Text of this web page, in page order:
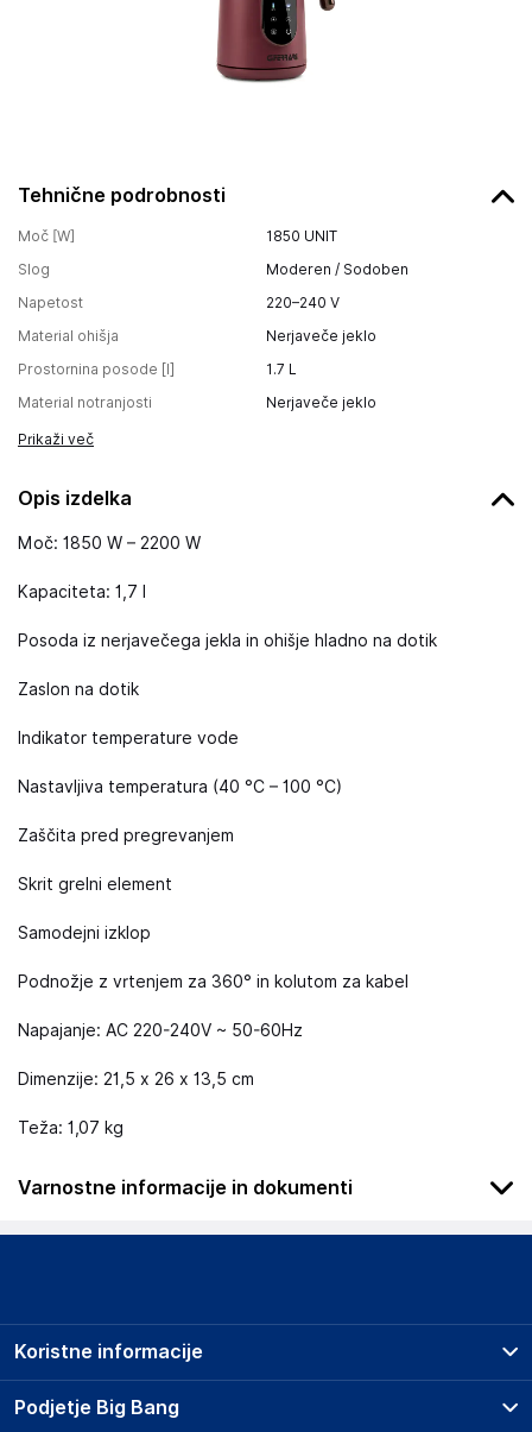
Tehnične podrobnosti
Moč [W] 1850 UNIT
Slog
Moderen / Sodoben
Napetost
220–240 V
Material ohišja
Nerjaveče jeklo
Prostornina posode [l]
1.7 L
Material notranjosti
Nerjaveče jeklo
Prikaži več
Opis izdelka
Moč: 1850 W – 2200 W
Kapaciteta: 1,7 l
Posoda iz nerjavečega jekla in ohišje hladno na dotik
Zaslon na dotik
Indikator temperature vode
Nastavljiva temperatura (40 °C – 100 °C)
Zaščita pred pregrevanjem
Skrit grelni element
Samodejni izklop
Podnožje z vrtenjem za 360° in kolutom za kabel
Napajanje: AC 220-240V ~ 50-60Hz
Dimenzije: 21,5 x 26 x 13,5 cm
Teža: 1,07 kg
Varnostne informacije in dokumenti
Podatki o proizvajalcu
MELICONI SPA
Italy
Podjetje Big Bang
Koristne informacije
Prodajna mesta